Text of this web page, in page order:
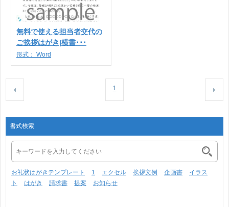
無料で使える担当者交代の
ご挨拶はがき|横書･･･
形式： Word
1
書式検索
お礼状はがきテンプレート 1 エクセル 挨拶文例 企画書
イラス
ト
はがき 請求書 提案 お知らせ